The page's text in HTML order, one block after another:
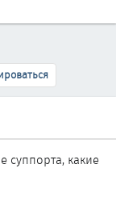
суппорта, какие